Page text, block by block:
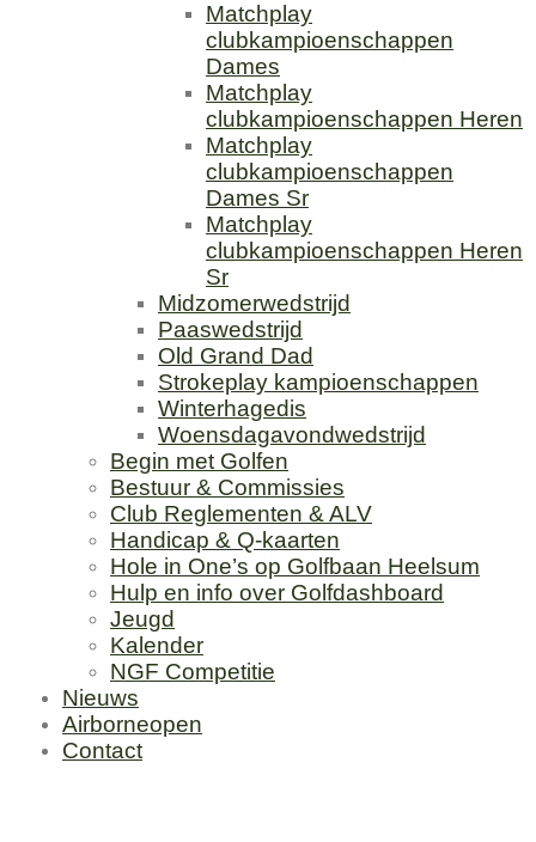
Matchplay
clubkampioenschappen
Dames
Matchplay
clubkampioenschappen Heren
Matchplay
clubkampioenschappen
Dames Sr
Matchplay
clubkampioenschappen Heren
Sr
Midzomerwedstrijd
Paaswedstrijd
Old Grand Dad
Strokeplay kampioenschappen
Winterhagedis
Woensdagavondwedstrijd
Begin met Golfen
Bestuur & Commissies
Club Reglementen & ALV
Handicap & Q-kaarten
Hole in One’s op Golfbaan Heelsum
Hulp en info over Golfdashboard
Jeugd
Kalender
NGF Competitie
Nieuws
Airborneopen
Contact